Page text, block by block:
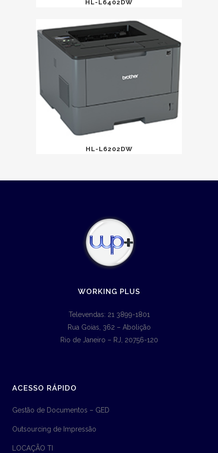
HL-L6402DW
HL-L6202DW
WORKING PLUS
Televendas: 21 3899-1801
Rua Goias, 362 – Abolição
Rio de Janeiro – RJ, 20756-120
ACESSO RÁPIDO
Gestão de Documentos – GED
Outsourcing de Impressão
LOCAÇÃO TI